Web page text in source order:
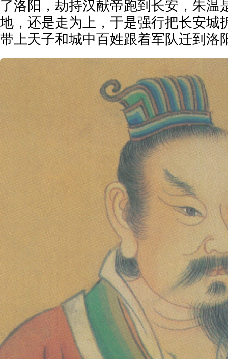
了洛阳，劫持汉献帝跑到长安，朱温
地，还是走为上，于是强行把长安城
带上天子和城中百姓跟着军队迁到洛